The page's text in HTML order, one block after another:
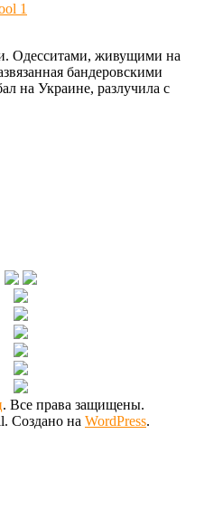
1
Одесситами, живущими на
бандеровскими
на Украине, разлучила с
. Все права защищены.
Создано на WordPress.